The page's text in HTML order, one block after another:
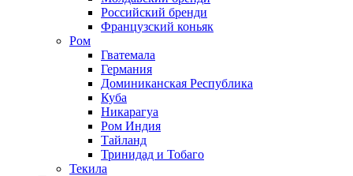
Российский бренди
Французский коньяк
Ром
Гватемала
Германия
Доминиканская Республика
Куба
Никарагуа
Ром Индия
Тайланд
Тринидад и Тобаго
Текила